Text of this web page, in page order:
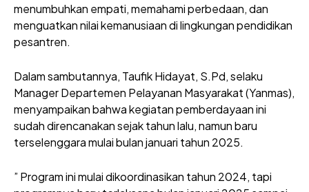
menumbuhkan empati, memahami perbedaan, dan
menguatkan nilai kemanusiaan di lingkungan pendidikan
pesantren.
Dalam sambutannya, Taufik Hidayat, S.Pd, selaku
Manager Departemen Pelayanan Masyarakat (Yanmas),
menyampaikan bahwa kegiatan pemberdayaan ini
sudah direncanakan sejak tahun lalu, namun baru
terselenggara mulai bulan januari tahun 2025.
” Program ini mulai dikoordinasikan tahun 2024, tapi